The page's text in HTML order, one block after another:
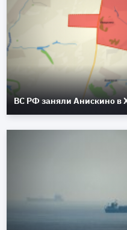
ВС РФ заняли Анискино в